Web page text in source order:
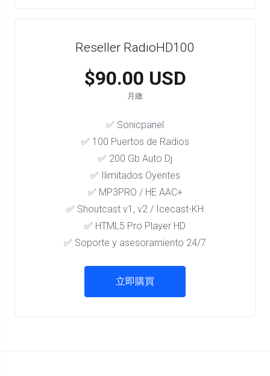
Reseller RadioHD100
$90.00 USD
月繳
✅ Sonicpanel
✅ 100 Puertos de Radios
✅ 200 Gb Auto Dj
✅ Ilimitados Oyentes
✅ MP3PRO / HE AAC+
✅ Shoutcast v1, v2 / Icecast-KH
✅ HTML5 Pro Player HD
✅ Soporte y asesoramiento 24/7
立即購買